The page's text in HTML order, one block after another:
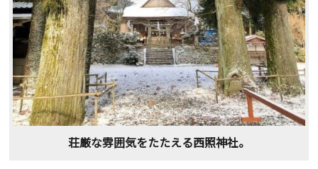
荘厳な雰囲気をたたえる西照神社。